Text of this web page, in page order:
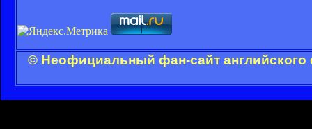
© Неофициальный фан-сайт английского